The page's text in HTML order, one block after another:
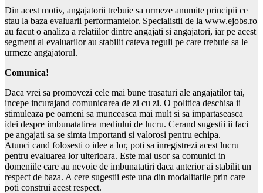
Din acest motiv, angajatorii trebuie sa urmeze anumite principii ce
stau la baza evaluarii performantelor. Specialistii de la www.ejobs.ro
au facut o analiza a relatiilor dintre angajati si angajatori, iar pe acest
segment al evaluarilor au stabilit cateva reguli pe care trebuie sa le
urmeze angajatorul.
Comunica!
Daca vrei sa promovezi cele mai bune trasaturi ale angajatilor tai,
incepe incurajand comunicarea de zi cu zi. O politica deschisa ii
stimuleaza pe oameni sa munceasca mai mult si sa impartaseasca
idei despre imbunatatirea mediului de lucru. Cerand sugestii ii faci
pe angajati sa se simta importanti si valorosi pentru echipa.
Atunci cand folosesti o idee a lor, poti sa inregistrezi acest lucru
pentru evaluarea lor ulterioara. Este mai usor sa comunici in
domeniile care au nevoie de imbunatatiri daca anterior ai stabilit un
respect de baza. A cere sugestii este una din modalitatile prin care
poti construi acest respect.